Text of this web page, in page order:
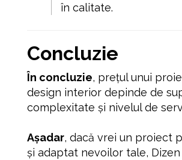
în calitate.
Concluzie
În concluzie, prețul unui
design interior depinde de
complexitate și nivelul de
Așadar, dacă vrei un proiect
și adaptat nevoilor tale,